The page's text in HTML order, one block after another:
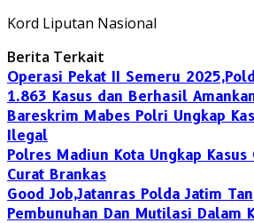
Kord Liputan Nasional
Berita Terkait
Operasi Pekat II Semeru
1.863 Kasus dan Berhasil
Bareskrim Mabes Polri Ungkap
Ilegal
Polres Madiun Kota Ungkap Kasus
Curat Brankas
Good Job,Jatanras Polda Jatim
Pembunuhan Dan Mutilasi Dalam